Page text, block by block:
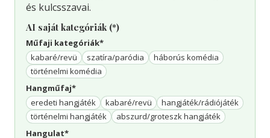
és kulcsszavai.
AI saját kategóriák (*)
Műfaji kategóriák*
kabaré/revü
szatíra/paródia
háborús komédia
történelmi komédia
Hangműfaj*
eredeti hangjáték
kabaré/revü
hangjáték/rádiójáték
történelmi hangjáték
abszurd/groteszk hangjáték
Hangulat*